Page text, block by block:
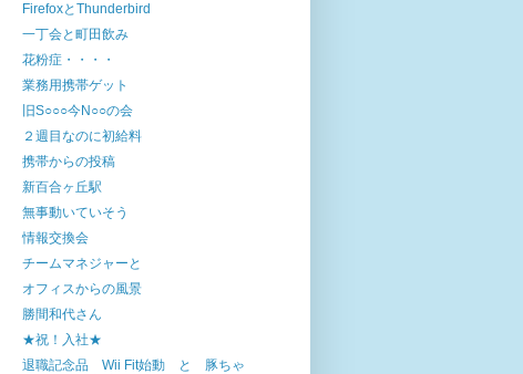
FirefoxとThunderbird
一丁会と町田飲み
花粉症・・・・
業務用携帯ゲット
旧S○○○今N○○の会
２週目なのに初給料
携帯からの投稿
新百合ヶ丘駅
無事動いていそう
情報交換会
チームマネジャーと
オフィスからの風景
勝間和代さん
★祝！入社★
退職記念品 Wii Fit始動 と 豚ちゃ